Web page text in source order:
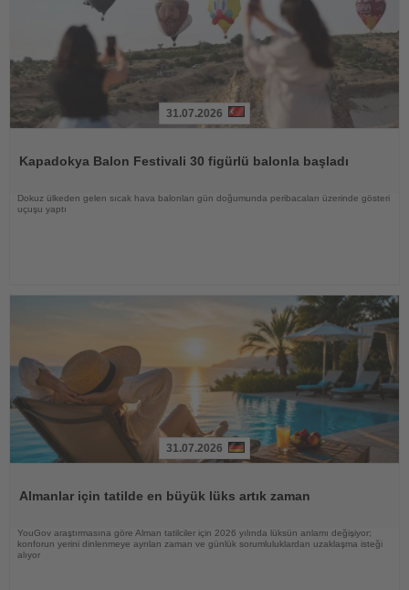
31.07.2026
Kapadokya Balon Festivali 30 figürlü balonla başladı
Dokuz ülkeden gelen sıcak hava balonları gün doğumunda peribacaları üzerinde gösteri
uçuşu yaptı
31.07.2026
Almanlar için tatilde en büyük lüks artık zaman
YouGov araştırmasına göre Alman tatilciler için 2026 yılında lüksün anlamı değişiyor;
konforun yerini dinlenmeye ayrılan zaman ve günlük sorumluluklardan uzaklaşma isteği
alıyor